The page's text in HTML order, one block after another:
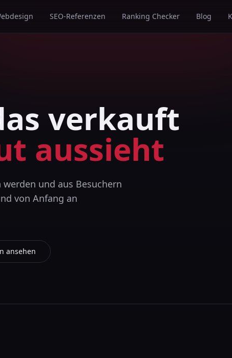
SEO-Referenzen Ranking Checker Blog
verkauft
aussieht
und aus Besuchern
von Anfang an
ansehen